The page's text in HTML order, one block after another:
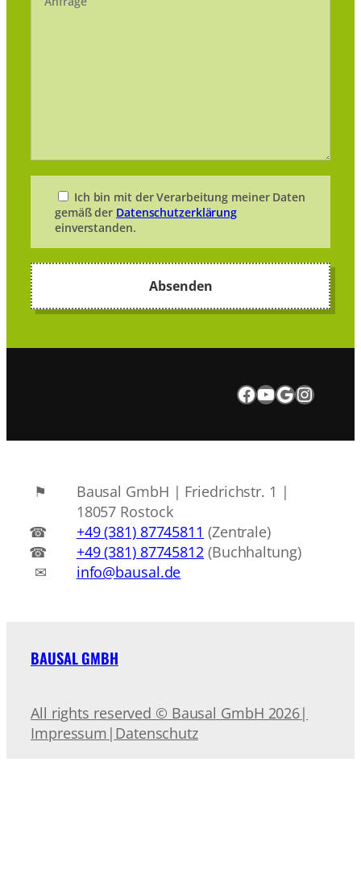
Ich bin mit der Verarbeitung meiner Daten
gemäß der Datenschutzerklärung
einverstanden.
Besuchen Sie uns auf Facebook. Besuchen Sie uns auf Youtube Google Maps Instagram
Bausal GmbH | Friedrichstr. 1 |
18057 Rostock
+49 (381) 87745811 (Zentrale)
+49 (381) 87745812 (Buchhaltung)
info@bausal.de
BAUSAL GMBH
All rights reserved © Bausal GmbH 2026|
Impressum | Datenschutz